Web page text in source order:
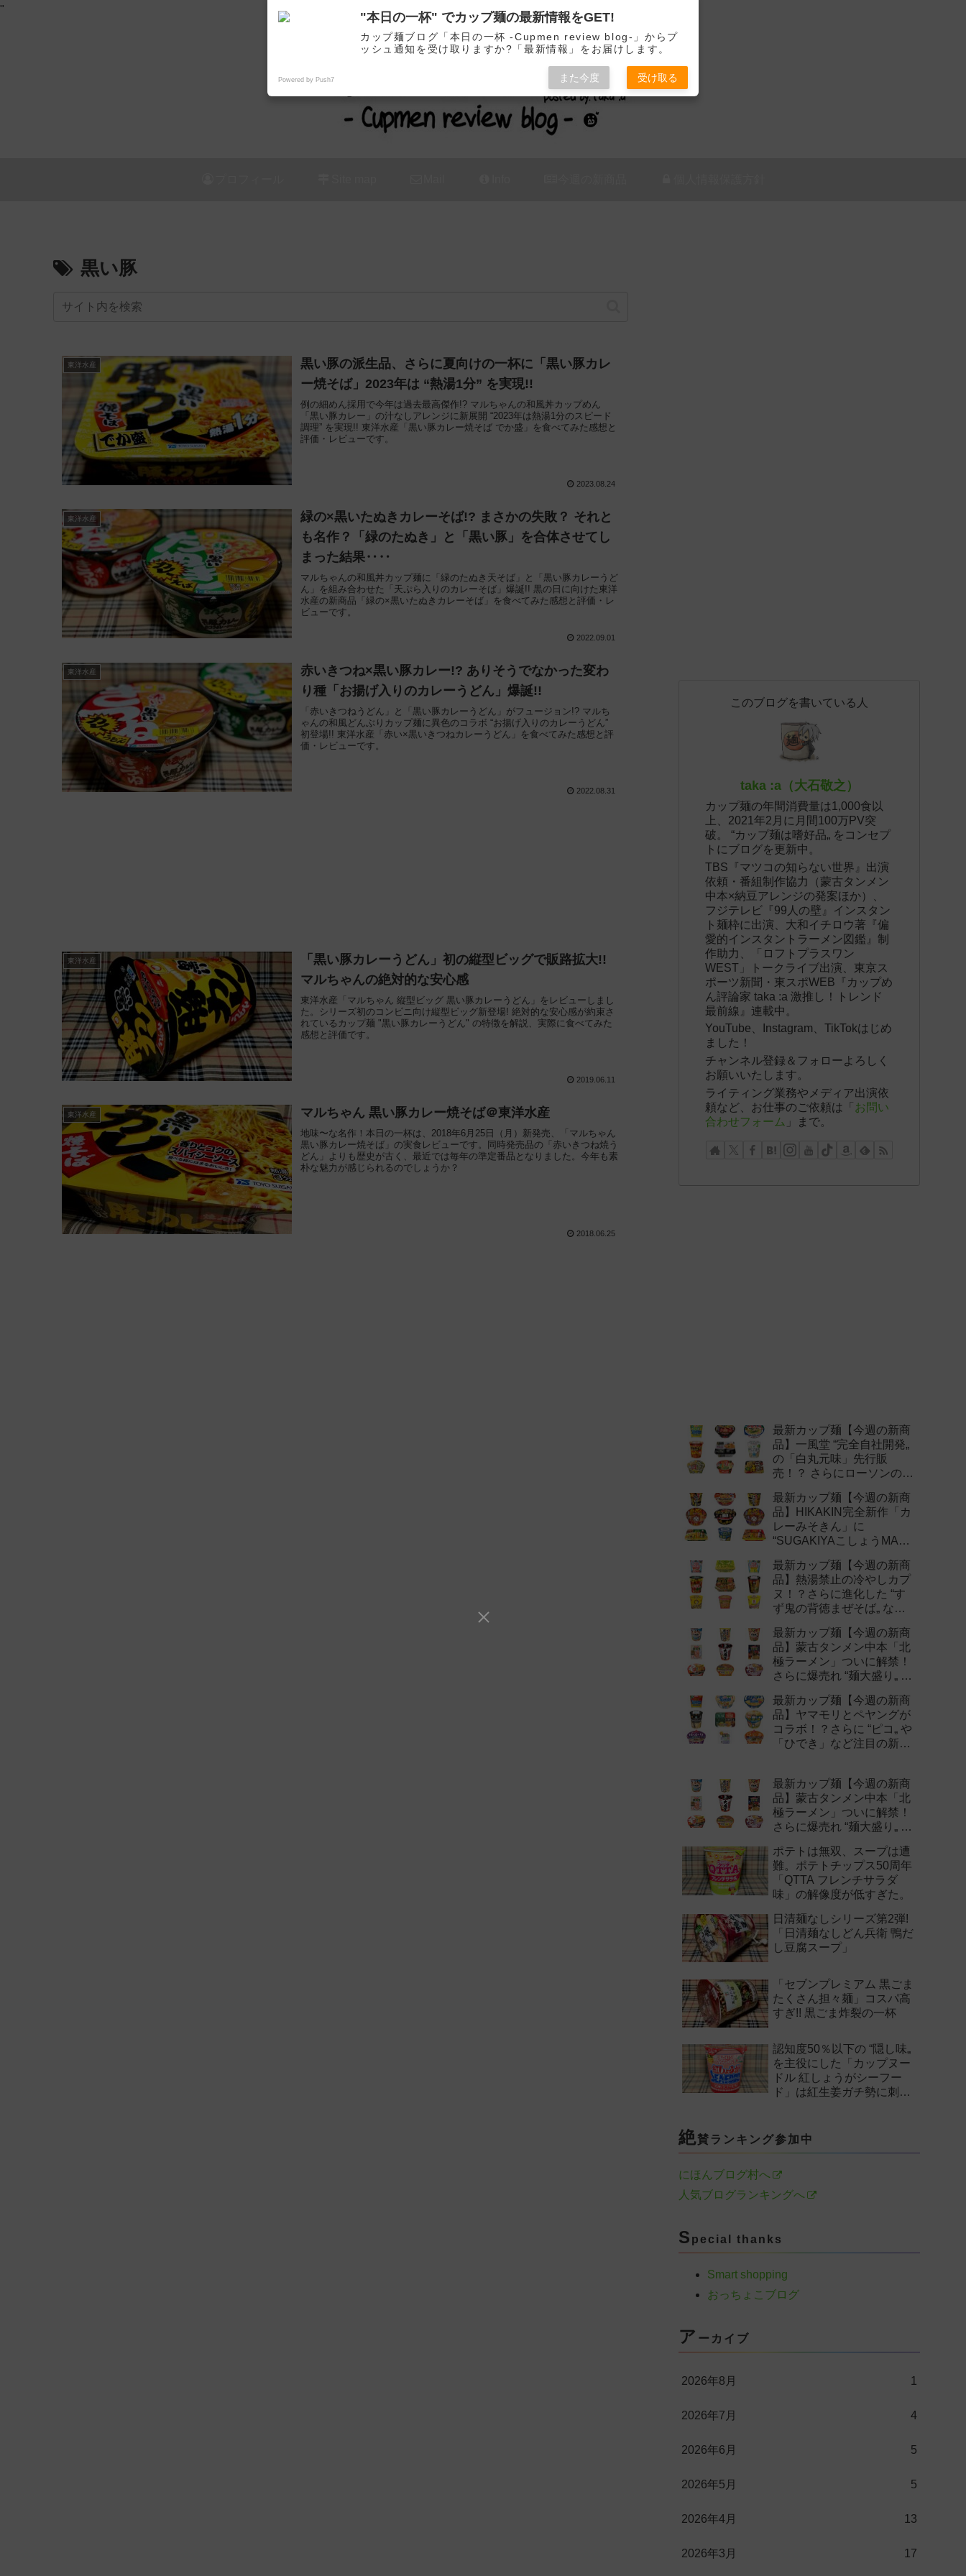
"
カップ麺の新商品をレビュー / アレンジするブログ
黒い豚
東洋水産
黒い豚の派生品、さらに夏向けの一杯に「黒い豚カレ
ー焼そば」2023年は “熱湯1分” を実現!!
例の細めん採用で今年は過去最高傑作!? マルちゃんの和風丼カップめん
「黒い豚カレー」の汁なしアレンジに新展開 “2023年は熱湯1分のスピード
調理” を実現!! 東洋水産「黒い豚カレー焼そば でか盛」を食べてみた感想と
評価・レビューです。
2023.08.24
東洋水産
緑の×黒いたぬきカレーそば!? まさかの失敗？ それと
も名作？「緑のたぬき」と「黒い豚」を合体させてし
まった結果‥‥
マルちゃんの和風丼カップ麺に「緑のたぬき天そば」と「黒い豚カレーうど
ん」を組み合わせた「天ぷら入りのカレーそば」爆誕!! 黒の日に向けた東洋
水産の新商品「緑の×黒いたぬきカレーそば」を食べてみた感想と評価・レ
ビューです。
2022.09.01
東洋水産
赤いきつね×黒い豚カレー!? ありそうでなかった変わ
り種「お揚げ入りのカレーうどん」爆誕!!
「赤いきつねうどん」と「黒い豚カレーうどん」がフュージョン!? マルち
ゃんの和風どんぶりカップ麺に異色のコラボ “お揚げ入りのカレーうどん”
初登場!! 東洋水産「赤い×黒いきつねカレーうどん」を食べてみた感想と評
価・レビューです。
2022.08.31
東洋水産
「黒い豚カレーうどん」初の縦型ビッグで販路拡大!!
マルちゃんの絶対的な安心感
東洋水産「マルちゃん 縦型ビッグ 黒い豚カレーうどん」をレビューしまし
た。シリーズ初のコンビニ向け縦型ビッグ新登場! 絶対的な安心感が約束さ
れているカップ麺 "黒い豚カレーうどん" の特徴を解説、実際に食べてみた
感想と評価です。
2019.06.11
東洋水産 マルちゃん 黒い豚カレー焼そば＠東洋水産
地味〜な名作！本日の一杯は、2018年6月25日（月）新発売、「マルちゃん
黒い豚カレー焼そば」の実食レビューです。同時発売品の「赤いきつね焼う
どん」よりも歴史が古く、最近では毎年の準定番品となりました。今年も素
朴な魅力が感じられるのでしょうか？
2018.06.25
このブログを書いている人
taka :a（大石敬之）
カップ麺の年間消費量は1,000食以
上、2021年2月に月間100万PV突
破。 “カップ麺は嗜好品„ をコンセプ
トにブログを更新中。
TBS『マツコの知らない世界』出演
依頼・番組制作協力（蒙古タンメン
中本×納豆アレンジの発案ほか）、
フジテレビ『99人の壁』インスタン
ト麺枠に出演、大和イチロウ著『偏
愛的インスタントラーメン図鑑』制
作助力、「ロフトプラスワン
WEST」トークライブ出演、東京ス
ポーツ新聞・東スポWEB『カップめ
ん評論家 taka :a 激推し！トレンド
最前線』連載中。
YouTube、Instagram、TikTokはじめ
ました！
チャンネル登録＆フォローよろしく
お願いいたします。
ライティング業務やメディア出演依
頼など、お仕事のご依頼は「 お問い
合わせフォーム 」まで。
最新カップ麺【今週の新商
品】一風堂 “完全自社開発„
の「白丸元味」先行販
売！？ さらにローソンの激
新作まとめ！
最新カップ麺【今週の新商
品】HIKAKIN完全新作「カ
レーみそきん」に
“SUGAKIYAこしょうMAX„
最新カップ麺【今週の新商
品】熱湯禁止の冷やしカプ
ヌ！？さらに進化した “す
ず鬼の背徳まぜそば„ など
最新カップ麺【今週の新商
品】蒙古タンメン中本「北
極ラーメン」ついに解禁！
さらに爆売れ “麺大盛り„ シ
作まとめ！
最新カップ麺【今週の新商
品】ヤマモリとペヤングが
コラボ！？さらに “ピコ„ や
「ひでき」など注目の新作
最新カップ麺【今週の新商
品】蒙古タンメン中本「北
極ラーメン」ついに解禁！
さらに爆売れ “麺大盛り„ シ
作まとめ！
ポテトは無双、スープは遭
難。ポテトチップス50周年
「QTTA フレンチサラダ
味」の解像度が低すぎた。
日清麺なしシリーズ第2弾!
「日清麺なしどん兵衛 鴨だ
し豆腐スープ」
「セブンプレミアム 黒ごま
たくさん担々麺」コスパ高
すぎ!! 黒ごま炸裂の一杯
認知度50％以下の “隠し味„
を主役にした「カップヌー
ドル 紅しょうがシーフー
ド」は紅生姜ガチ勢に刺さ
絶賛ランキング参加中
にほんブログ村へ
人気ブログランキングへ
S pecial thanks
Smart shopping
おっちょこブログ
ア ーカイブ
2026年8月 1
2026年7月 4
2026年6月 5
2026年5月 5
2026年4月 13
2026年3月 17
"本日の一杯" でカップ麺の最新情報をGET!
カップ麺ブログ「本日の一杯 -Cupmen review blog-」からプ
ッシュ通知を受け取りますか?「最新情報」をお届けします。
Powered by Push7 また今度 受け取る